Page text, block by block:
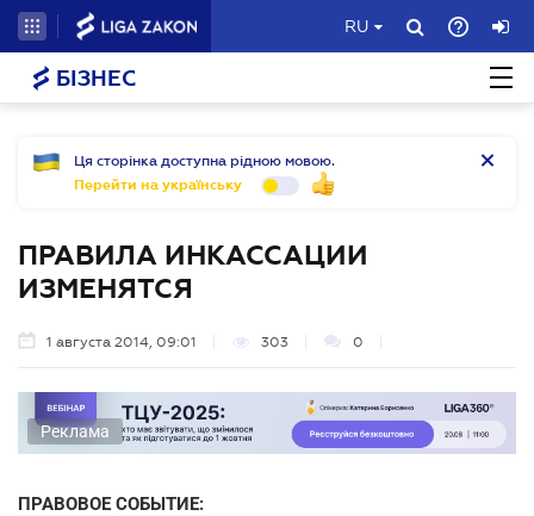
RU
БІЗНЕС
Ця сторінка доступна рідною мовою.
Перейти на українську
ПРАВИЛА ИНКАССАЦИИ
ИЗМЕНЯТСЯ
1 августа 2014, 09:01 303 0
Реклама
ПРАВОВОЕ СОБЫТИЕ: